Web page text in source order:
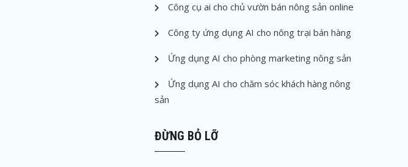
Công cụ ai cho chủ vườn bán nông sản online
Công ty ứng dụng AI cho nông trại bán hàng
Ứng dụng AI cho phòng marketing nông sản
Ứng dụng AI cho chăm sóc khách hàng nông
sản
ĐỪNG BỎ LỠ